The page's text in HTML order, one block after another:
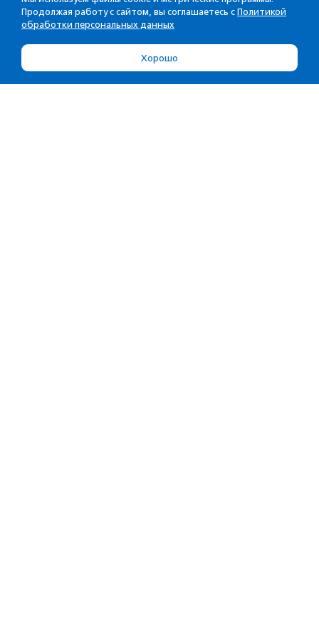
Продолжая работу с сайтом, вы соглашаетесь с Политикой
обработки персональных данных
Хорошо